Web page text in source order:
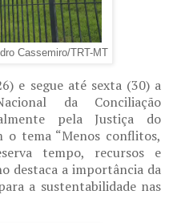
Cassemiro/TRT-MT
e segue até sexta (30) a
da Conciliação
pela Justiça do
o tema “Menos conflitos,
tempo, recursos e
destaca a importância da
a sustentabilidade nas